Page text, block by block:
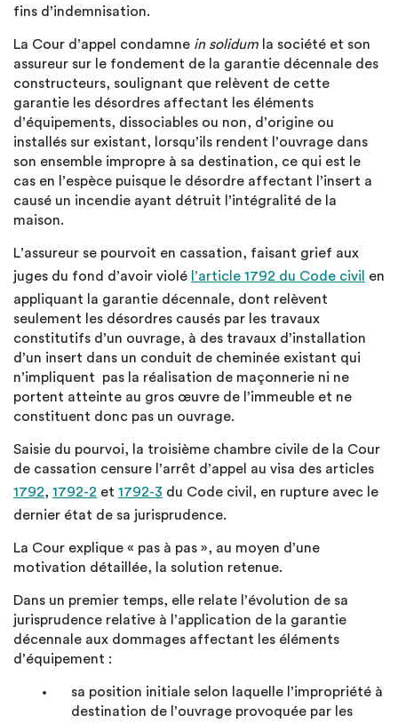
fins d’indemnisation.
La Cour d’appel condamne in solidum la société et son
assureur sur le fondement de la garantie décennale des
constructeurs, soulignant que relèvent de cette
garantie les désordres affectant les éléments
d’équipements, dissociables ou non, d’origine ou
installés sur existant, lorsqu’ils rendent l’ouvrage dans
son ensemble impropre à sa destination, ce qui est le
cas en l’espèce puisque le désordre affectant l’insert a
causé un incendie ayant détruit l’intégralité de la
maison.
L’assureur se pourvoit en cassation, faisant grief aux
juges du fond d’avoir violé l’article 1792 du Code civil
en
appliquant la garantie décennale, dont relèvent
seulement les désordres causés par les travaux
constitutifs d’un ouvrage, à des travaux d’installation
d’un insert dans un conduit de cheminée existant qui
n’impliquent pas la réalisation de maçonnerie ni ne
portent atteinte au gros œuvre de l’immeuble et ne
constituent donc pas un ouvrage.
Saisie du pourvoi, la troisième chambre civile de la Cour
de cassation censure l’arrêt d’appel au visa des articles
1792, 1792-2 et 1792-3 du Code civil, en rupture avec le
dernier état de sa jurisprudence.
La Cour explique « pas à pas », au moyen d’une
motivation détaillée, la solution retenue.
Dans un premier temps, elle relate l’évolution de sa
jurisprudence relative à l’application de la garantie
décennale aux dommages affectant les éléments
d’équipement :
sa position initiale selon laquelle l’impropriété à
destination de l’ouvrage provoquée par les